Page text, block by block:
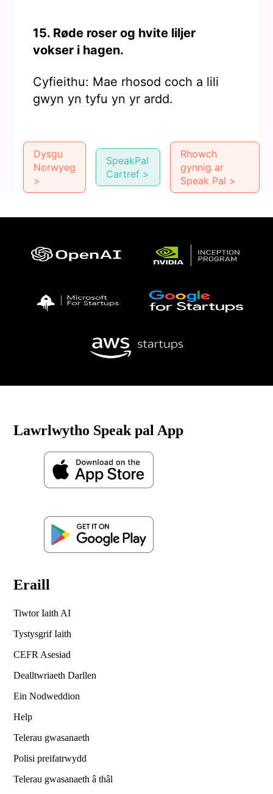
15. Røde roser og hvite liljer
vokser i hagen.
Cyfieithu: Mae rhosod coch a lili
gwyn yn tyfu yn yr ardd.
Dysgu
Norwyeg
>
SpeakPal
Cartref >
Rhowch
gynnig ar
Speak Pal >
Lawrlwytho Speak pal App
Eraill
Tiwtor Iaith AI
Tystysgrif Iaith
CEFR Asesiad
Dealltwriaeth Darllen
Ein Nodweddion
Help
Telerau gwasanaeth
Polisi preifatrwydd
Telerau gwasanaeth â thâl